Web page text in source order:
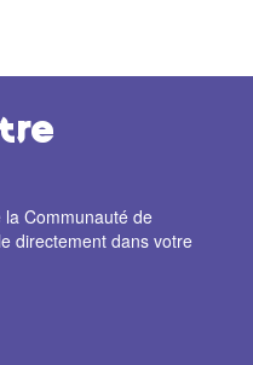
Communauté de
directement dans votre